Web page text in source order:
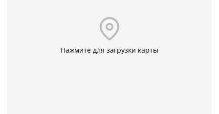
Нажмите для загрузки карты